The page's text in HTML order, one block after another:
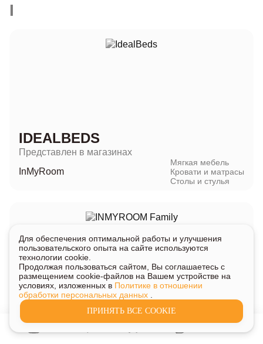
I
IDEALBEDS
Представлен в магазинах
InMyRoom
Мягкая мебель
Кровати и матрасы
Столы и стулья
INMYROOM FAMILY
Представлен в магазинах
InMyRoom
Для обеспечения оптимальной работы и улучшения
пользовательского опыта на сайте используются
технологии cookie.
Продолжая пользоваться сайтом, Вы соглашаетесь с
размещением cookie-файлов на Вашем устройстве на
условиях, изложенных в Политике в отношении
обработки персональных данных
ПРИНЯТЬ ВСЕ COOKIE